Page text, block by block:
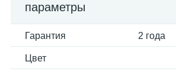
параметры
Гарантия 2 года
Цвет